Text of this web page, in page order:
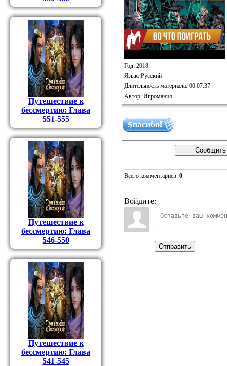
Путешествие к
бессмертию: Глава
551-555
Путешествие к
бессмертию: Глава
546-550
Путешествие к
бессмертию: Глава
541-545
Год: 2018
Язык: Русский
Длительность материала: 00:07:37
Автор: Игромания
Всего комментариев: 0
Войдите:
Отправить